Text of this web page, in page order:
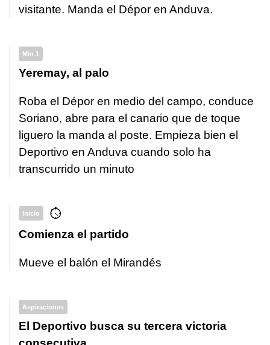
visitante. Manda el Dépor en Anduva.
Min 1
Yeremay, al palo
Roba el Dépor en medio del campo, conduce
Soriano, abre para el canario que de toque
liguero la manda al poste. Empieza bien el
Deportivo en Anduva cuando solo ha
transcurrido un minuto
Inicio
Comienza el partido
Mueve el balón el Mirandés
Aspiraciones
El Deportivo busca su tercera victoria